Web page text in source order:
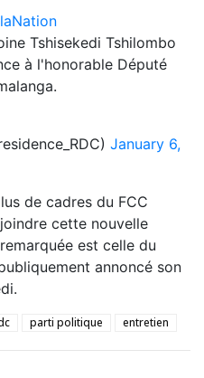
Tshisekedi Tshilombo
à l'honorable Député
January 6,
de cadres du FCC
cette nouvelle
est celle du
annoncé son
parti politique entretien